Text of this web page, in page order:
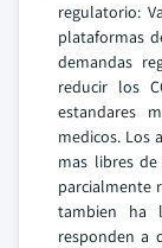
regulatorio:
plataformas
demandas
reducir los
estandares
medicos. Los
mas libres
parcialmente
tambien ha
responden a